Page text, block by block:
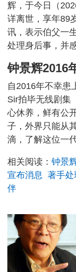
辉，于今日（
详离世，享年89
讯，表示伯父一
处理身后事，并
钟景辉2016
自2016年不幸患
Sir拍毕无线剧集
心休养，鲜有公
子，外界只能从
滴，了解这位一
相关阅读： 钟景
宣布消息 著手处
伴